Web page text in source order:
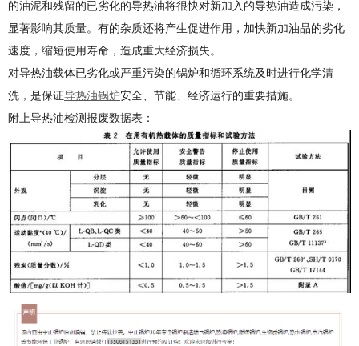
的油泥和残留的已劣化的导热油将很快对新加入的导热油造成污染，
显著影响其质量。有的杂质还将产生促进作用，加快新加油品的劣化
速度，缩短使用寿命，造成重大经济损失。
对导热油载体已劣化或严重污染的锅炉和循环系统及时进行化学清
洗，是保证导热油锅炉安全、节能、经济运行的重要措施。
附上导热油检测报废数据表：